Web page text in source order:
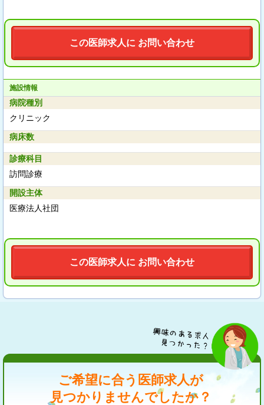
この医師求人に お問い合わせ
施設情報
病院種別
クリニック
病床数
診療科目
訪問診療
開設主体
医療法人社団
この医師求人に お問い合わせ
ご希望に合う医師求人が
見つかりませんでしたか？